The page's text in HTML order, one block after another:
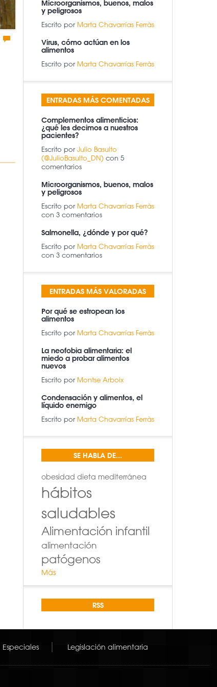
Microorganismos, buenos, malos
y peligrosos
Escrito por Marta Chavarrías Ferràs
Virus, cómo actúan en los
alimentos
Escrito por Marta Chavarrías Ferràs
ENTRADAS MÁS COMENTADAS
Complementos alimenticios:
¿qué les decimos a nuestros
pacientes?
Escrito por Julio Basulto
(@JulioBasulto_DN) con 5
comentarios
Microorganismos, buenos, malos
y peligrosos
Escrito por Marta Chavarrías Ferràs
con 3 comentarios
Salmonella, ¿dónde y por qué?
Escrito por Marta Chavarrías Ferràs
con 3 comentarios
ENTRADAS MÁS VALORADAS
Por qué se estropean los
alimentos
Escrito por Marta Chavarrías Ferràs
La neofobia alimentaria: el
miedo a probar alimentos
nuevos
Escrito por Montse Arboix
Condensación y alimentos, el
líquido enemigo
Escrito por Marta Chavarrías Ferràs
SE HABLA DE...
obesidad dieta mediterránea
hábitos
saludables
Alimentación infantil
alimentación
patógenos
Más
RSS
Especiales Legislación alimentaria